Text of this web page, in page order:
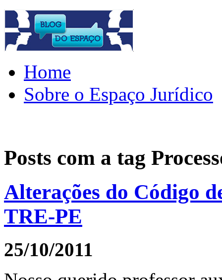
Home
Sobre o Espaço Jurídico
Posts com a tag
Alterações do Código
TRE-PE
25/10/2011